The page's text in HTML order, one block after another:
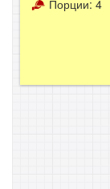
Порции: 4